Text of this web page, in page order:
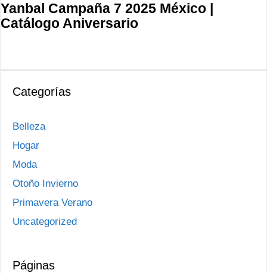
Yanbal Campaña 7 2025 México |
Catálogo Aniversario
Categorías
Belleza
Hogar
Moda
Otoño Invierno
Primavera Verano
Uncategorized
Páginas